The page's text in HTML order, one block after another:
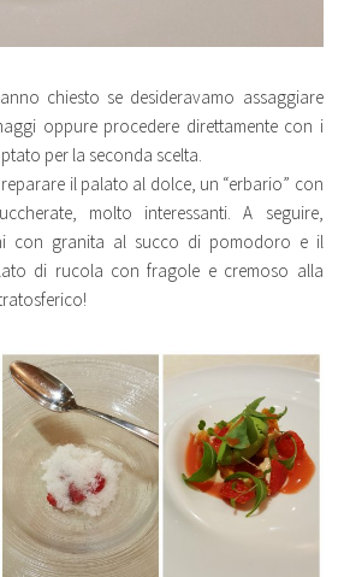
chiesto se desideravamo assaggiare
oppure procedere direttamente con i
per la seconda scelta.
il palato al dolce, un “erbario” con
molto interessanti. A seguire,
con granita al succo di pomodoro e il
di rucola con fragole e cremoso alla